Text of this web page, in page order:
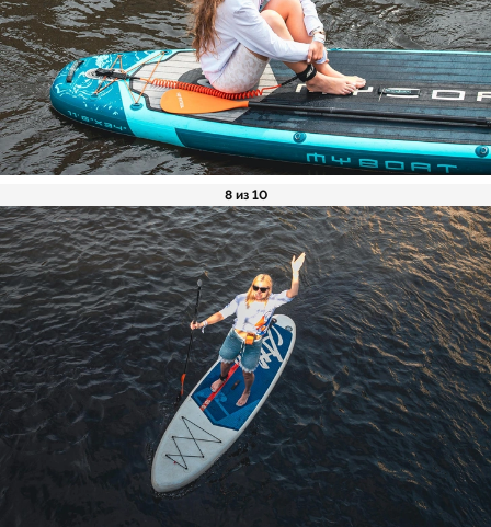
8 из 10